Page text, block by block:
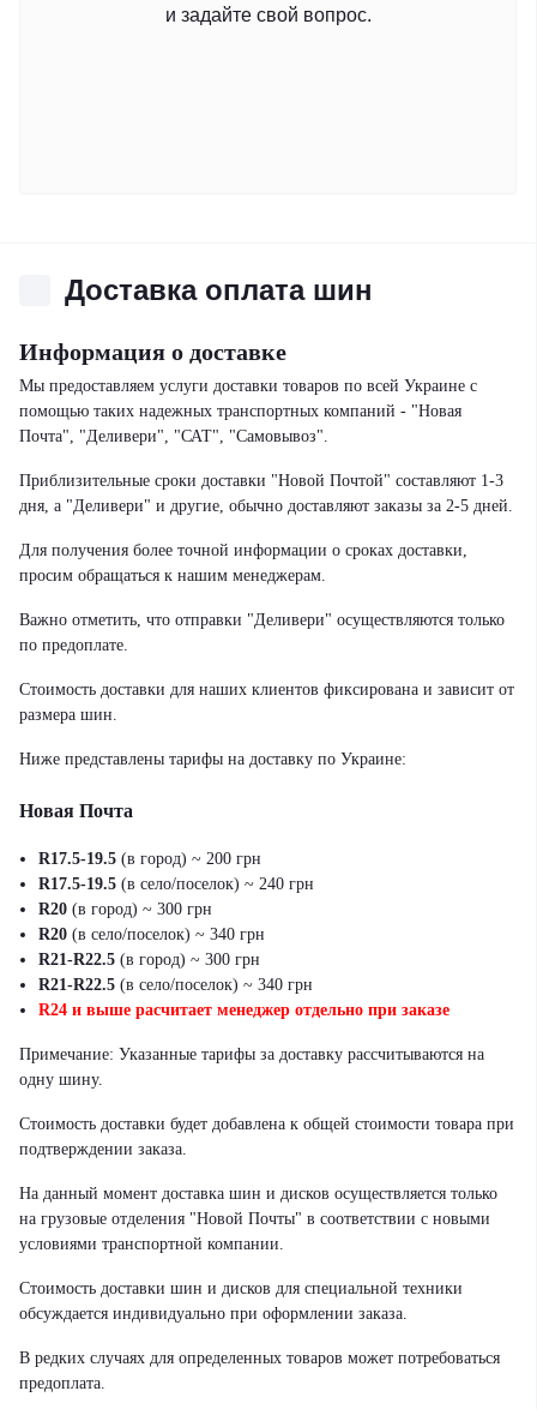
и задайте свой вопрос.
Доставка оплата шин
Информация о доставке
Мы предоставляем услуги доставки товаров по всей Украине с
помощью таких надежных транспортных компаний - "Новая
Почта", "Деливери", "САТ", "Самовывоз".
Приблизительные сроки доставки "Новой Почтой" составляют 1-3
дня, а "Деливери" и другие, обычно доставляют заказы за 2-5 дней.
Для получения более точной информации о сроках доставки,
просим обращаться к нашим менеджерам.
Важно отметить, что отправки "Деливери" осуществляются только
по предоплате.
Стоимость доставки для наших клиентов фиксирована и зависит от
размера шин.
Ниже представлены тарифы на доставку по Украине:
Новая Почта
R17.5-19.5 (в город) ~ 200 грн
R17.5-19.5 (в село/поселок) ~ 240 грн
R20 (в город) ~ 300 грн
R20 (в село/поселок) ~ 340 грн
R21-R22.5 (в город) ~ 300 грн
R21-R22.5 (в село/поселок) ~ 340 грн
R24 и выше расчитает менеджер отдельно при заказе
Примечание: Указанные тарифы за доставку рассчитываются на
одну шину.
Стоимость доставки будет добавлена к общей стоимости товара при
подтверждении заказа.
На данный момент доставка шин и дисков осуществляется только
на грузовые отделения "Новой Почты" в соответствии с новыми
условиями транспортной компании.
Стоимость доставки шин и дисков для специальной техники
обсуждается индивидуально при оформлении заказа.
В редких случаях для определенных товаров может потребоваться
предоплата.